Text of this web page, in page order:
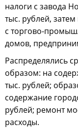
налоги с завода
тыс. рублей,
с торгово-
домов,
Распределялись
образом: на
тыс. рублей;
содержание
рублей; ремонт
расходы.